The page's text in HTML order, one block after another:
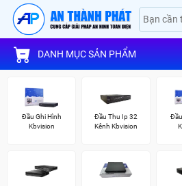
DANH MỤC SẢN PHẨM
Đầu Ghi Hình
Kbvision
Đầu Thu Ip 32
Kênh Kbvision